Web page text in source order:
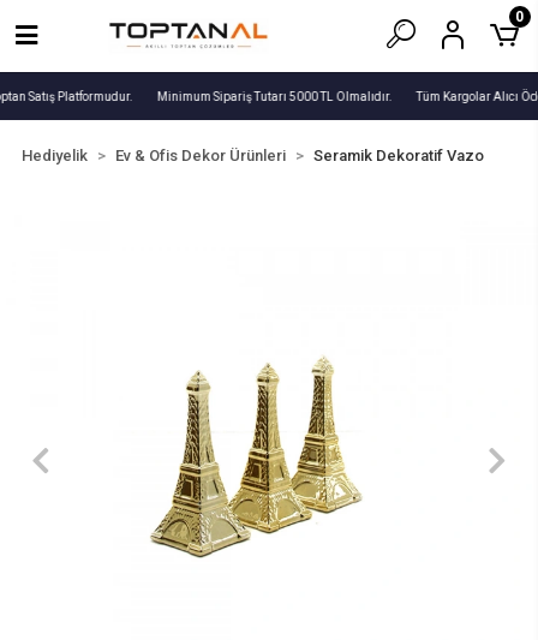
Satış Platformudur. Minimum Sipariş Tutarı 5000 TL Olmalıdır. Tüm Kargolar Alıcı
0
Hediyelik Ev & Ofis Dekor Ürünleri Seramik Dekoratif Vazo